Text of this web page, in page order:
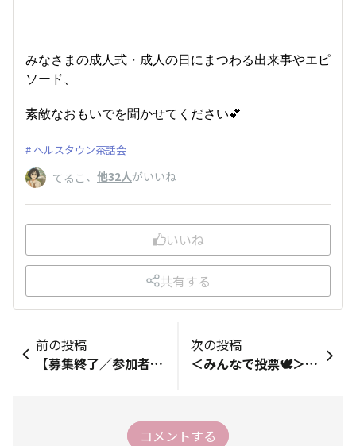
みなさまの成人式・成人の日にまつわる出来事やエピ
ソード、
素敵なおもいでを聞かせてください💕
ヘルスタウン茶話会
てるこ 、 他32人がいいね
いいね
共有する
前の投稿
【募集終了／参加者募集🔥】美と健康の1ヶ月トレーニングキャンプ第二弾！🔥（SHiLA-Fitモニター募集）
次の投稿
＜みんなで投票🕊＞さむい冬のぽかぽか習慣おしえて！🛀🍲
コメントする